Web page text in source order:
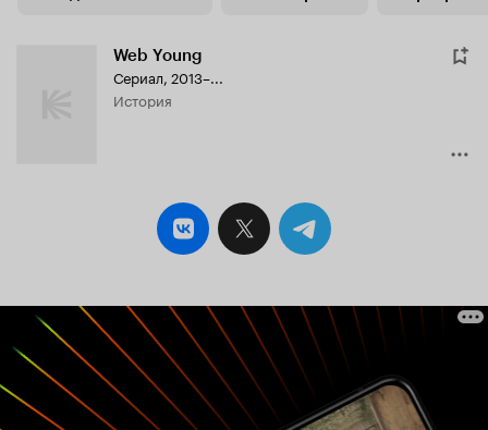
Web Young
Сериал, 2013–...
история